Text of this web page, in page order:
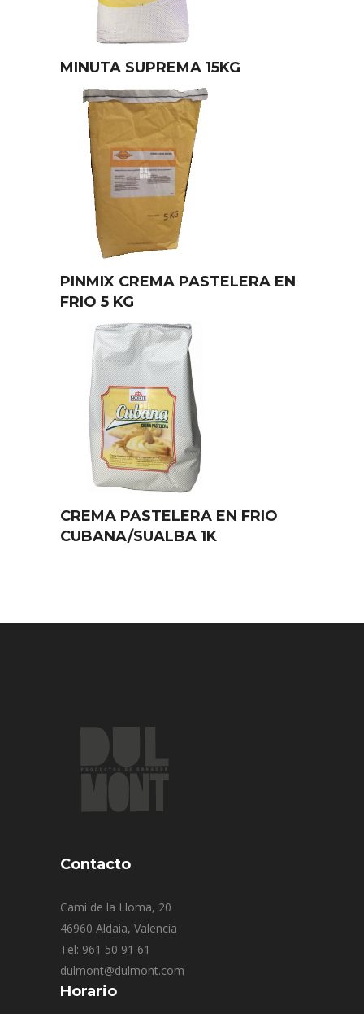
MINUTA SUPREMA 15KG
PINMIX CREMA PASTELERA EN
FRIO 5 KG
CREMA PASTELERA EN FRIO
CUBANA/SUALBA 1K
Contacto
Camí de la Lloma, 20
46960 Aldaia, Valencia
Tel: 961 50 91 61
dulmont@dulmont.com
Horario